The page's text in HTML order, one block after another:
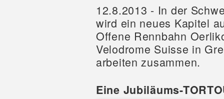
12.8.2013 - In der
wird ein neues Kapitel
Offene Rennbahn
Velodrome Suisse in
arbeiten zusammen.
Eine Jubiläums-